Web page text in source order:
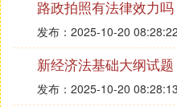
吉林省高级人民法院位
交汇处。如果你从长春
线，在南湖大路站下车
距离即可到达法院。
路政拍照有法律效力吗
发布：2025-10-20 08:28:22
新经济法基础大纲试题
发布：2025-10-20 08:28:13